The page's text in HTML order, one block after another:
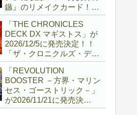
ていますね！！【遊戯王
OCG】
鏃』のリメイクカード！！
選出傾向が読めなくなりま
したが、後攻向けとは言え
無効化範囲の広がった『墓
穴の指名者』はめちゃくち
ゃ強力ですね！？【遊戯王
OCG】
「THE CHRONICLES
DECK DX マギストス」が
2026/12/5に発売決定！！
「ザ・クロニクルズ・デッ
キ」がリニューアル！！第
1弾は「マギストス」と
「エンディミオン」が選出
されています！！【遊戯王
OCG】
「REVOLUTION
BOOSTER －方界・マリン
セス・ゴーストリック－」
が2026/11/21に発売決
定！！「レボリューション